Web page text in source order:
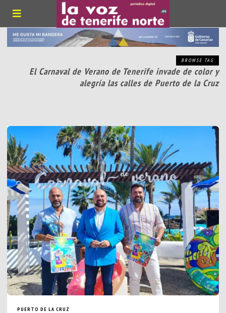
BROWSE TAG
El Carnaval de Verano de Tenerife invade de color y
alegría las calles de Puerto de la Cruz
PUERTO DE LA CRUZ